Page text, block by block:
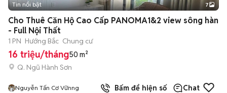
+2
Tin nổi bật 7
Cho Thuê Căn Hộ Cao Cấp PANOMA1&2 view sông hàn
- Full Nội Thất
1 PN Hướng Bắc Chung cư
16 triệu/tháng50 m²
Q. Ngũ Hành Sơn
Nguyễn Tấn Cơ Vữnng Bấm để hiện số Chat